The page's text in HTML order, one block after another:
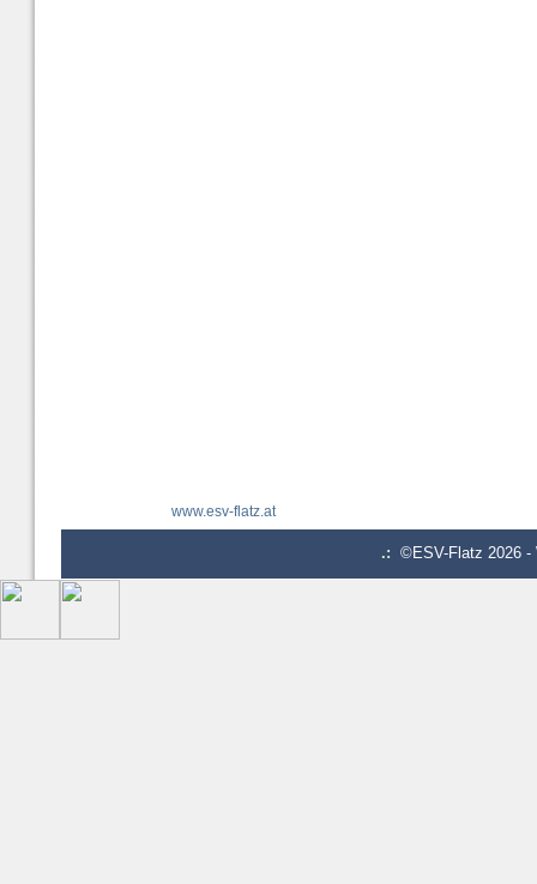
www.esv-flatz.at
.: ©ESV-Flatz 2026 -